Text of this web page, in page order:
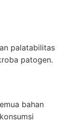
palatabilitas
patogen.
bahan